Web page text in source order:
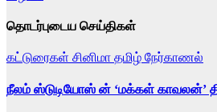
தொடர்புடைய செய்திகள்
கட்டுரைகள் சினிமா தமிழ் நேர்காணல்
நீலம் ஸ்டுடியோஸ் ன் ‘மக்கள் காவலன்’